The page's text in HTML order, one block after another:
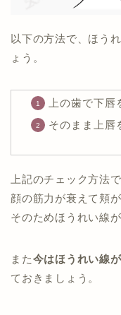
以下の方法で、ほう
ょう。
上の歯で下唇
そのまま上唇
上記のチェック方法で
顔の筋力が衰えて頬
そのためほうれい線
また今はほうれい線
ておきましょう。